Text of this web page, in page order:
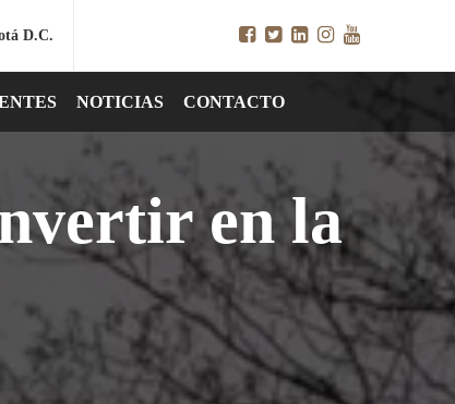
D.C.
NOTICIAS CONTACTO
en la